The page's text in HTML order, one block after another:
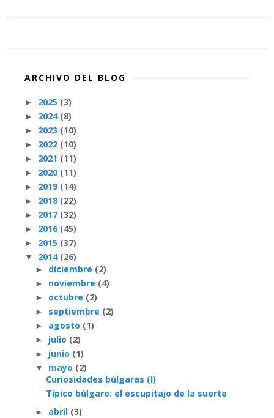
ARCHIVO DEL BLOG
► 2025 (3)
► 2024 (8)
► 2023 (10)
► 2022 (10)
► 2021 (11)
► 2020 (11)
► 2019 (14)
► 2018 (22)
► 2017 (32)
► 2016 (45)
► 2015 (37)
▼ 2014 (26)
► diciembre (2)
► noviembre (4)
► octubre (2)
► septiembre (2)
► agosto (1)
► julio (2)
► junio (1)
▼ mayo (2)
Curiosidades búlgaras (I)
Típico búlgaro: el escupitajo de la suerte
► abril (3)